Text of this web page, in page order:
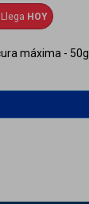
Llega HOY
máxima - 50g